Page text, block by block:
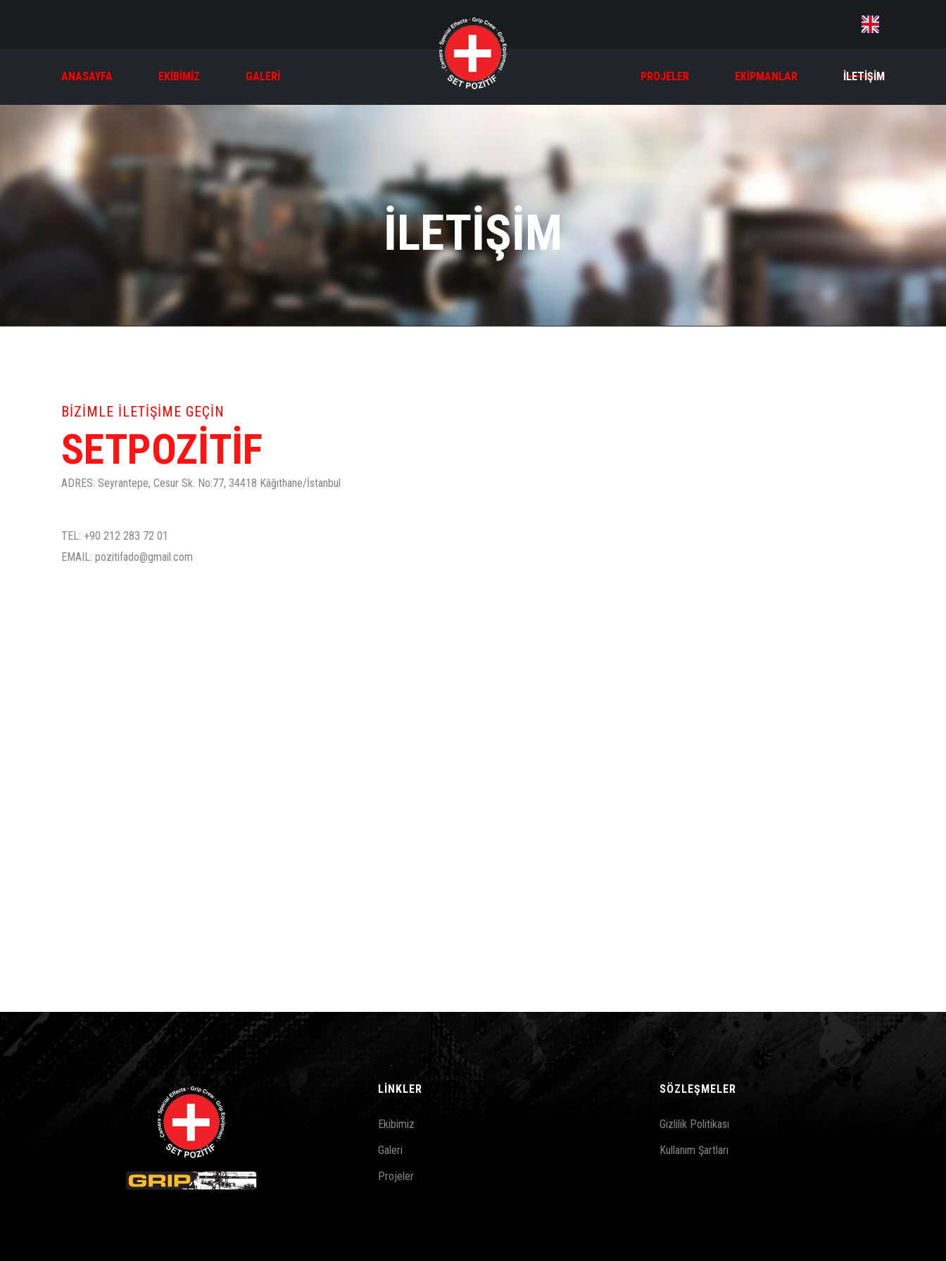
ANASAYFA EKIBIMIZ GALERI PROJELER EKIPMANLAR İLETIŞIM
İLETIŞIM
BIZIMLE ILETIŞIME GEÇIN
SETPOZITIF
ADRES: Seyrantepe, Cesur Sk. No:77, 34418 Kâğıthane/İstanbul
TEL: +90 212 283 72 01
EMAIL: pozitifado@gmail.com
LINKLER
Ekibimiz
Galeri
Projeler
SÖZLEŞMELER
Gizlilik Politikası
Kullanım Şartları